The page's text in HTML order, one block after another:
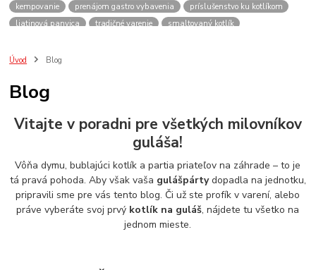
kempovanie
prenájom gastro vybavenia
príslušenstvo ku kotlíkom
liatinová panvica
tradičné varenie
smaltovaný kotlík
akcie
spoločenské akcie
rental
varenie gulášu
požičovňa hrncov nerezový hrniec 30l
oslava
výber kotlíka
Úvod Blog
Blog
Vitajte v poradni pre všetkých milovníkov
guláša!
Vôňa dymu, bublajúci kotlík a partia priateľov na záhrade – to je
tá pravá pohoda. Aby však vaša gulášpártydopadla na jednotku,
pripravili sme pre vás tento blog. Či už ste profík v varení, alebo
práve vyberáte svoj prvý kotlík na guláš, nájdete tu všetko na
jednom mieste.